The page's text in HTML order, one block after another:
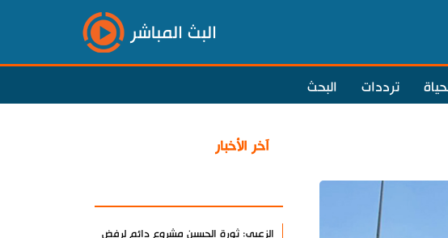
البث المباشر
ترددات البحث
آخر الأخبار
الزعبي: ثورة الحسين مشروع دائم لرفض